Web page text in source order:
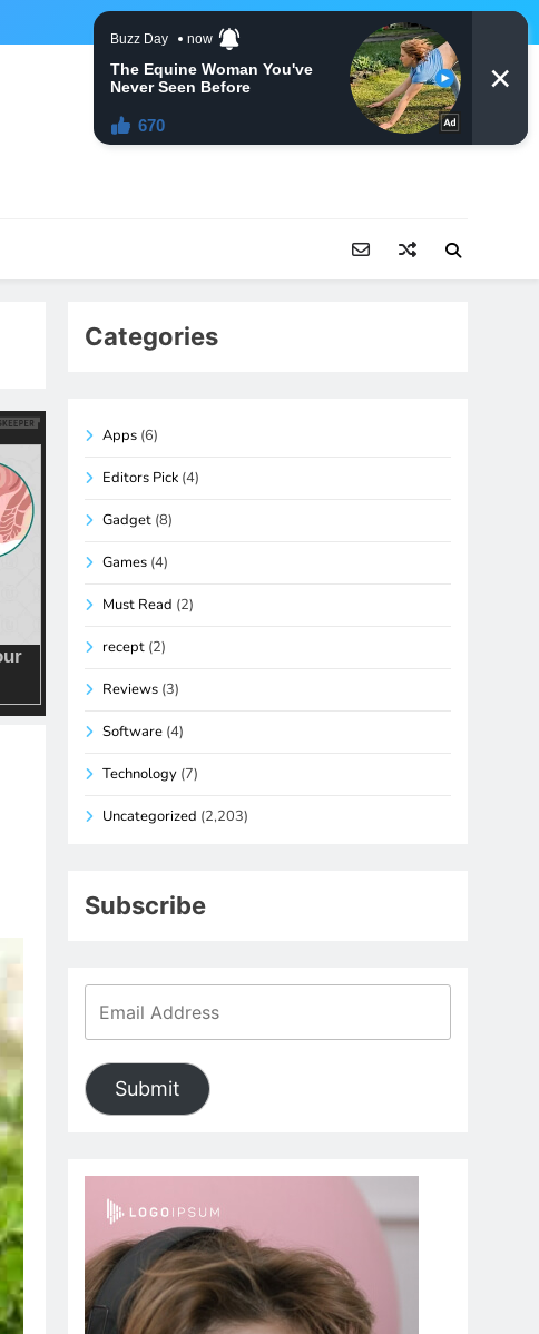
Categories
Apps (6)
Editors Pick (4)
Gadget (8)
Games (4)
Must Read (2)
recept (2)
Reviews (3)
Software (4)
Technology (7)
Uncategorized (2,203)
Subscribe
Submit